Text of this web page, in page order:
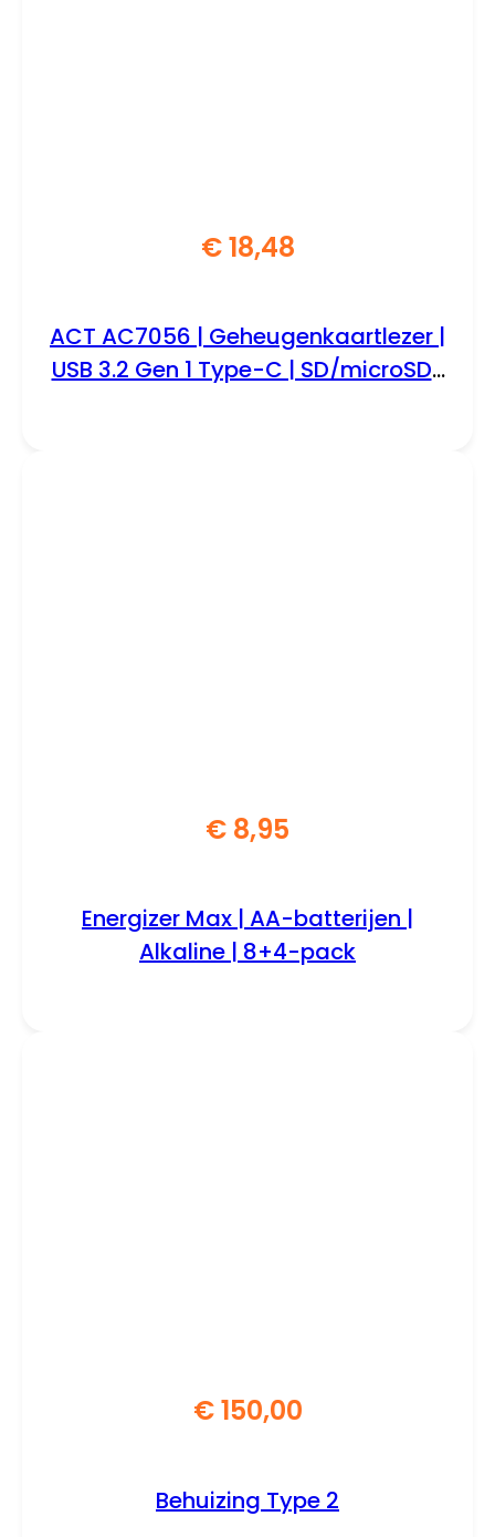
€18,48
ACT AC7056 | Geheugenkaartlezer |
USB 3.2 Gen 1 Type-C | SD/microSD |
€ 8,95
Energizer Max | AA-batterijen |
Alkaline | 8+4-pack
€150,00
Behuizing Type 2